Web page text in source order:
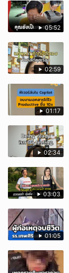
05:52
02:59
01:17
02:34
03:03
01:05